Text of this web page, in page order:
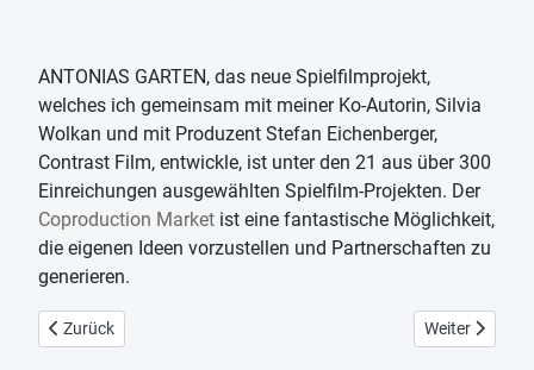
ANTONIAS GARTEN, das neue Spielfilmprojekt,
welches ich gemeinsam mit meiner Ko-Autorin, Silvia
Wolkan und mit Produzent Stefan Eichenberger,
Contrast Film, entwickle, ist unter den 21 aus über 300
Einreichungen ausgewählten Spielfilm-Projekten. Der
Coproduction Market ist eine fantastische Möglichkeit,
die eigenen Ideen vorzustellen und Partnerschaften zu
generieren.
Vorheriger Beitrag: Zwei Nominierungen "Preis Der Deutschen
Zurück Nächster
Weiter